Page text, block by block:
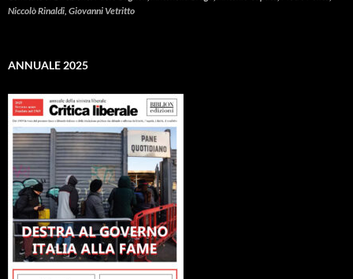
Niccolò Rinaldi, Giovanni Vetritto
ANNUALE 2025